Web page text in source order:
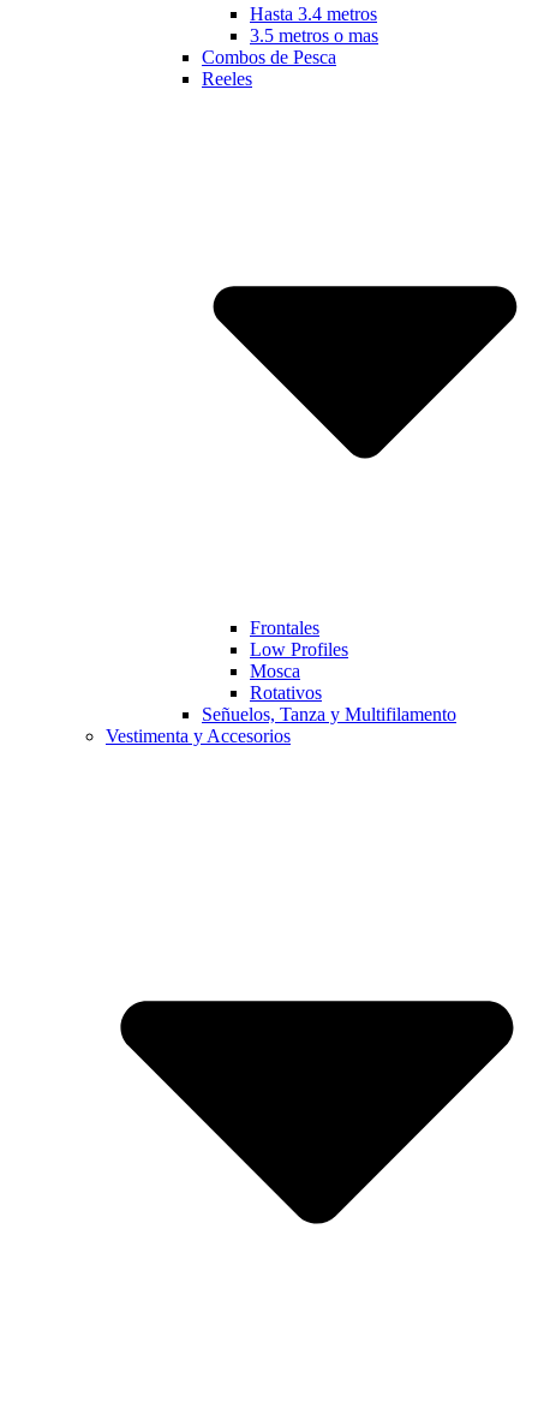
Hasta 3.4 metros
3.5 metros o mas
Combos de Pesca
Reeles
Frontales
Low Profiles
Mosca
Rotativos
Señuelos, Tanza y Multifilamento
Vestimenta y Accesorios